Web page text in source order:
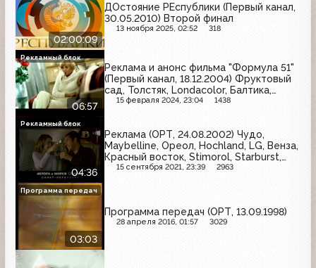
02:00:09
ДОстояние РЕспублики (Первый канал,
30.05.2010) Второй финал
13 ноября 2025, 02:52 318
06:57
Реклама и анонс фильма "Формула 51"
(Первый канал, 18.12.2004) Фруктовый
сад, Толстяк, Londacolor, Балтика,
Чёрный жемчуг, Caprice, Lowenbrau,
Toyota
15 февраля 2024, 23:04 1438
Рекламный блок
04:36
Реклама (ОРТ, 24.08.2002) Чудо,
Maybelline, Ореол, Hochland, LG, Венза,
Красный восток, Stimorol, Starburst,
Nescafe
15 сентября 2021, 23:39 2963
Рекламный блок
03:03
Программа передач (ОРТ, 13.09.1998)
28 апреля 2016, 01:57 3029
Программа передач